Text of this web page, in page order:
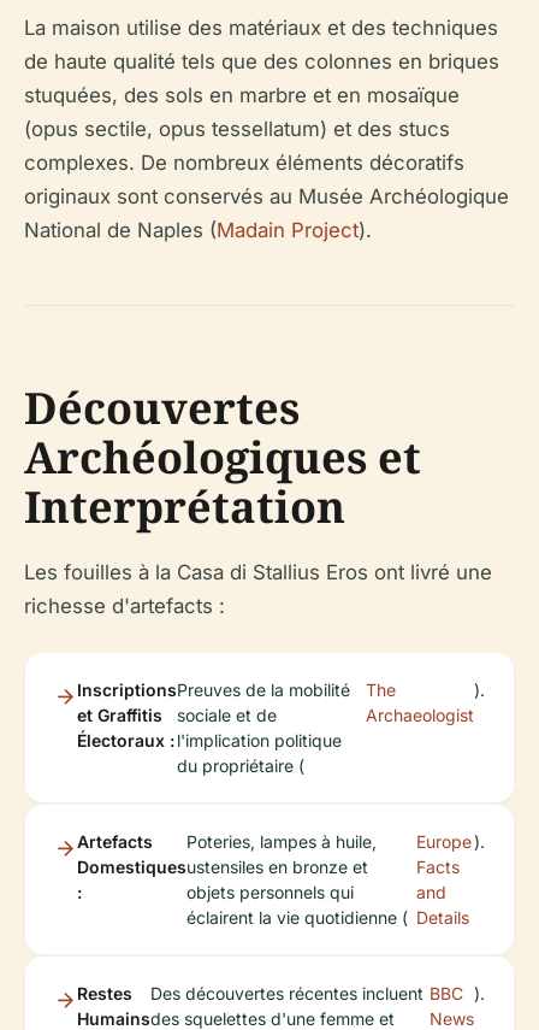
La maison utilise des matériaux et des techniques
de haute qualité tels que des colonnes en briques
stuquées, des sols en marbre et en mosaïque
(opus sectile, opus tessellatum) et des stucs
complexes. De nombreux éléments décoratifs
originaux sont conservés au Musée Archéologique
National de Naples (Madain Project).
Découvertes
Archéologiques et
Interprétation
Les fouilles à la Casa di Stallius Eros ont livré une
richesse d'artefacts :
Inscriptions
et Graffitis
Électoraux :
Preuves de la mobilité
sociale et de
l'implication politique
du propriétaire (
The
Archaeologist
).
Artefacts
Domestiques
:
Poteries, lampes à huile,
ustensiles en bronze et
objets personnels qui
éclairent la vie quotidienne (
Europe
Facts
and
Details
).
Restes
Humains
Des découvertes récentes incluent
des squelettes d'une femme et
BBC
News
).